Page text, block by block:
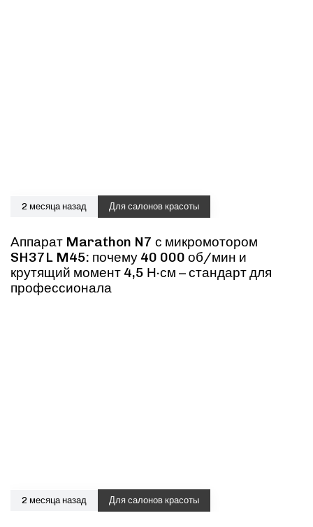
2 месяца назад Для салонов красоты
Аппарат Marathon N7 с микромотором
SH37L M45: почему 40 000 об/мин и
крутящий момент 4,5 Н·см – стандарт для
профессионала
2 месяца назад Для салонов красоты